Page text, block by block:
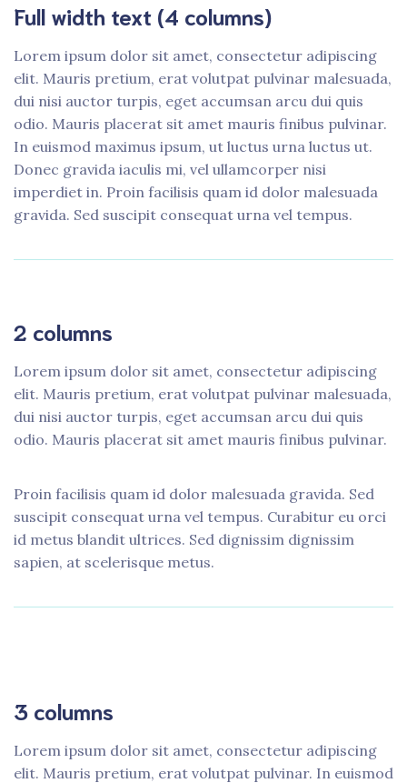
Full width text (4 columns)
Lorem ipsum dolor sit amet, consectetur adipiscing
elit. Mauris pretium, erat volutpat pulvinar malesuada,
dui nisi auctor turpis, eget accumsan arcu dui quis
odio. Mauris placerat sit amet mauris finibus pulvinar.
In euismod maximus ipsum, ut luctus urna luctus ut.
Donec gravida iaculis mi, vel ullamcorper nisi
imperdiet in. Proin facilisis quam id dolor malesuada
gravida. Sed suscipit consequat urna vel tempus.
2 columns
Lorem ipsum dolor sit amet, consectetur adipiscing
elit. Mauris pretium, erat volutpat pulvinar malesuada,
dui nisi auctor turpis, eget accumsan arcu dui quis
odio. Mauris placerat sit amet mauris finibus pulvinar.
Proin facilisis quam id dolor malesuada gravida. Sed
suscipit consequat urna vel tempus. Curabitur eu orci
id metus blandit ultrices. Sed dignissim dignissim
sapien, at scelerisque metus.
3 columns
Lorem ipsum dolor sit amet, consectetur adipiscing
elit. Mauris pretium, erat volutpat pulvinar. In euismod